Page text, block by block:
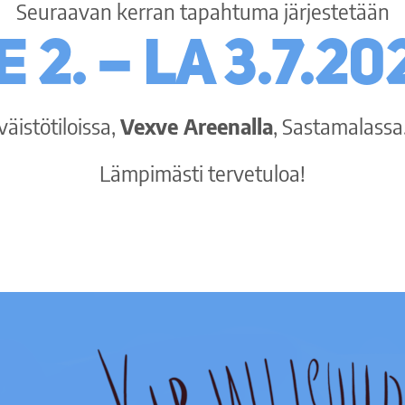
Seuraavan kerran tapahtuma järjestetään
2. – la
Vexve Areenalla,
Lämpimästi tervetuloa!